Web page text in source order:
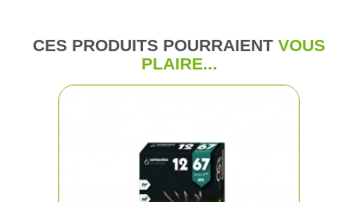
CES PRODUITS POURRAIENT VOUS
PLAIRE...